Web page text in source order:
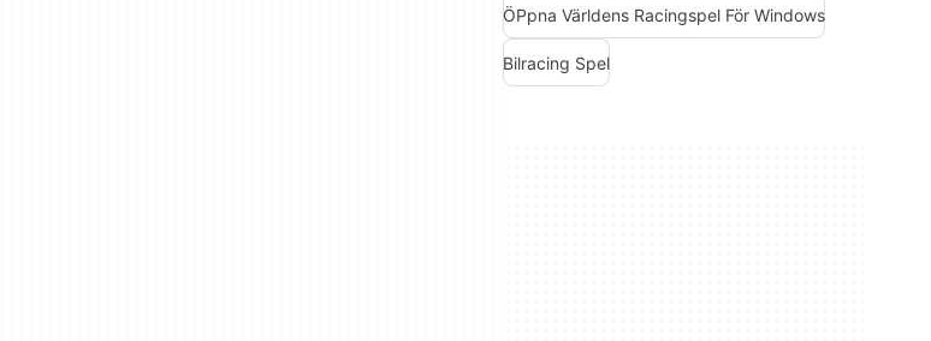
ÖPpna Världens Racingspel För Windows
Bilracing Spel